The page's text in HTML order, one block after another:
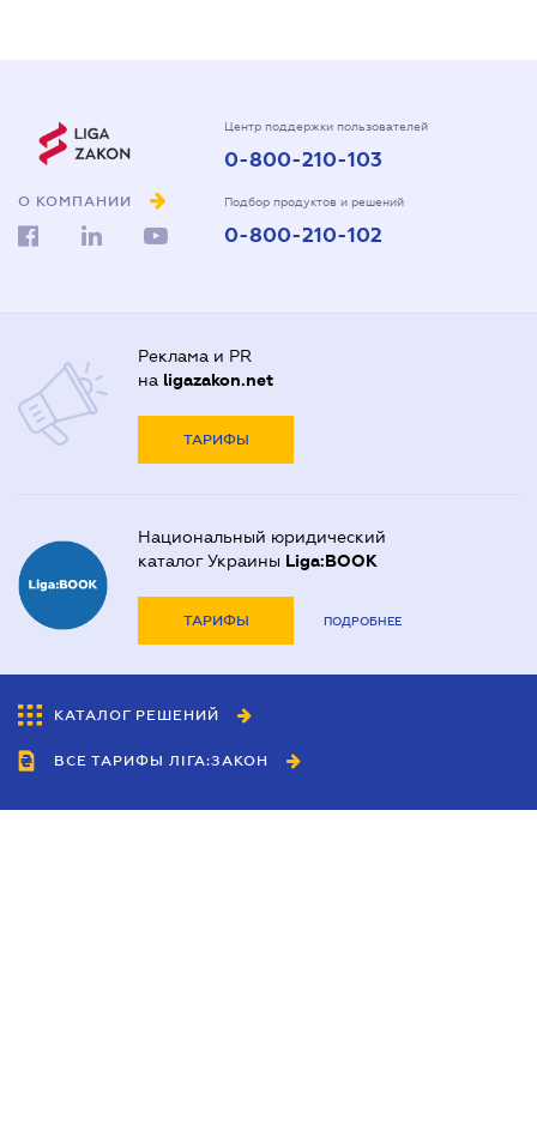
О КОМПАНИИ
Центр поддержки пользователей
0-800-210-103
Подбор продуктов и решений
0-800-210-102
Реклама и PR
на ligazakon.net
ТАРИФЫ
Национальный юридический
каталог Украины Liga:BOOK
ТАРИФЫ ПОДРОБНЕЕ
КАТАЛОГ РЕШЕНИЙ
ВСЕ ТАРИФЫ ЛІГА:ЗАКОН